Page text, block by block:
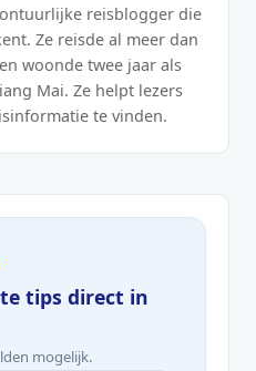
reisblogger die
Ze reisde al meer dan
woonde twee jaar als
Mai. Ze helpt lezers
te vinden.
tips direct in
mogelijk.